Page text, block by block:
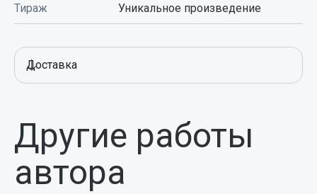
Тираж Уникальное произведение
Доставка
Другие работы
автора